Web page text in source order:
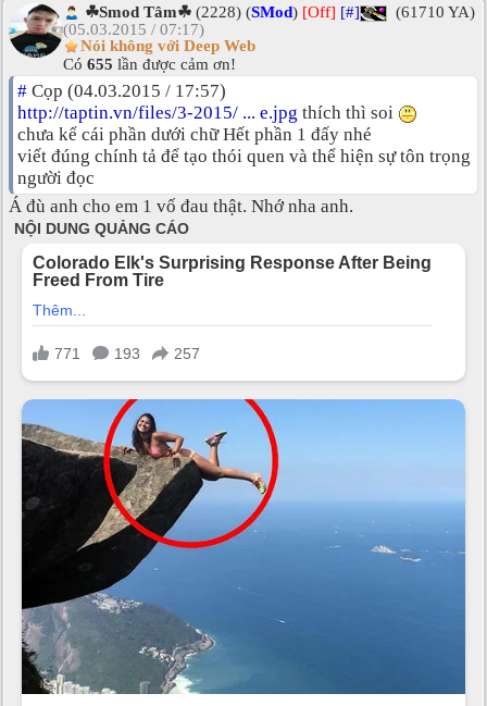
☘Smod Tâm☘ (2228) (SMod) [Off] [#]
(61710 YA)
(05.03.2015 / 07:17)
Nói không với Deep Web
Có 655 lần được cảm ơn!
# Cọp (04.03.2015 / 17:57)
http://taptin.vn/files/3-2015/ ... e.jpg thích thì soi
chưa kể cái phần dưới chữ Hết phần 1 đấy nhé
viết đúng chính tả để tạo thói quen và thể hiện sự tôn trọng
người đọc
Á đù anh cho em 1 vố đau thật. Nhớ nha anh.